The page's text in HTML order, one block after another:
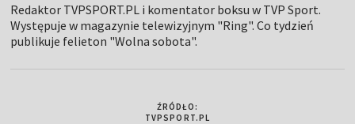
Redaktor TVPSPORT.PL i komentator boksu w TVP Sport.
Występuje w magazynie telewizyjnym "Ring". Co tydzień
publikuje felieton "Wolna sobota".
ŹRÓDŁO:
TVPSPORT.PL